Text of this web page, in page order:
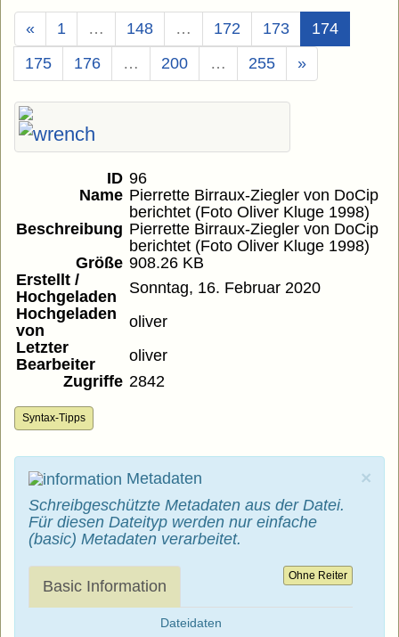
« 1 … 148 … 172 173 174(Aktuell)
175
176 … 200 … 255 »
ID 96
Name Pierrette Birraux-Ziegler von DoCip
berichtet (Foto Oliver Kluge 1998)
Beschreibung Pierrette Birraux-Ziegler von DoCip
berichtet (Foto Oliver Kluge 1998)
Größe 908.26 KB
Erstellt /
Hochgeladen
Sonntag, 16. Februar 2020
Hochgeladen
von
oliver
Letzter
Bearbeiter
oliver
Zugriffe 2842
Syntax-Tipps
×
Metadaten
Schreibgeschützte Metadaten aus der Datei.
Für diesen Dateityp werden nur einfache
(basic) Metadaten verarbeitet.
Ohne Reiter
Basic Information
Dateidaten